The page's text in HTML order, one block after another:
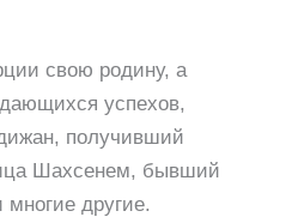
свою родину, а
успехов,
получивший
Шахсенем, бывший
другие.